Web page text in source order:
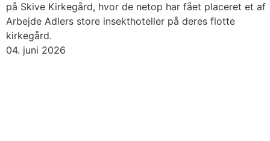
på Skive Kirkegård, hvor de netop har fået placeret et af
Arbejde Adlers store insekthoteller på deres flotte
kirkegård.
04. juni 2026